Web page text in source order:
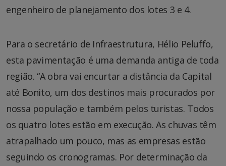
engenheiro de planejamento dos lotes 3 e 4.
Para o secretário de Infraestrutura, Hélio Peluffo,
esta pavimentação é uma demanda antiga de toda
região. “A obra vai encurtar a distância da Capital
até Bonito, um dos destinos mais procurados por
nossa população e também pelos turistas. Todos
os quatro lotes estão em execução. As chuvas têm
atrapalhado um pouco, mas as empresas estão
seguindo os cronogramas. Por determinação da